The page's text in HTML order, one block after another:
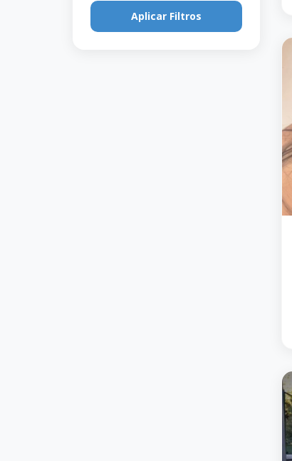
Aplicar Filtros